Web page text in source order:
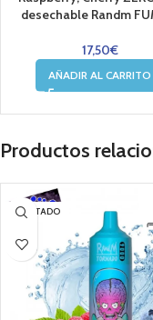
desechable Randm
17,50€
AÑADIR AL CARRITO
Productos
AGOTADO